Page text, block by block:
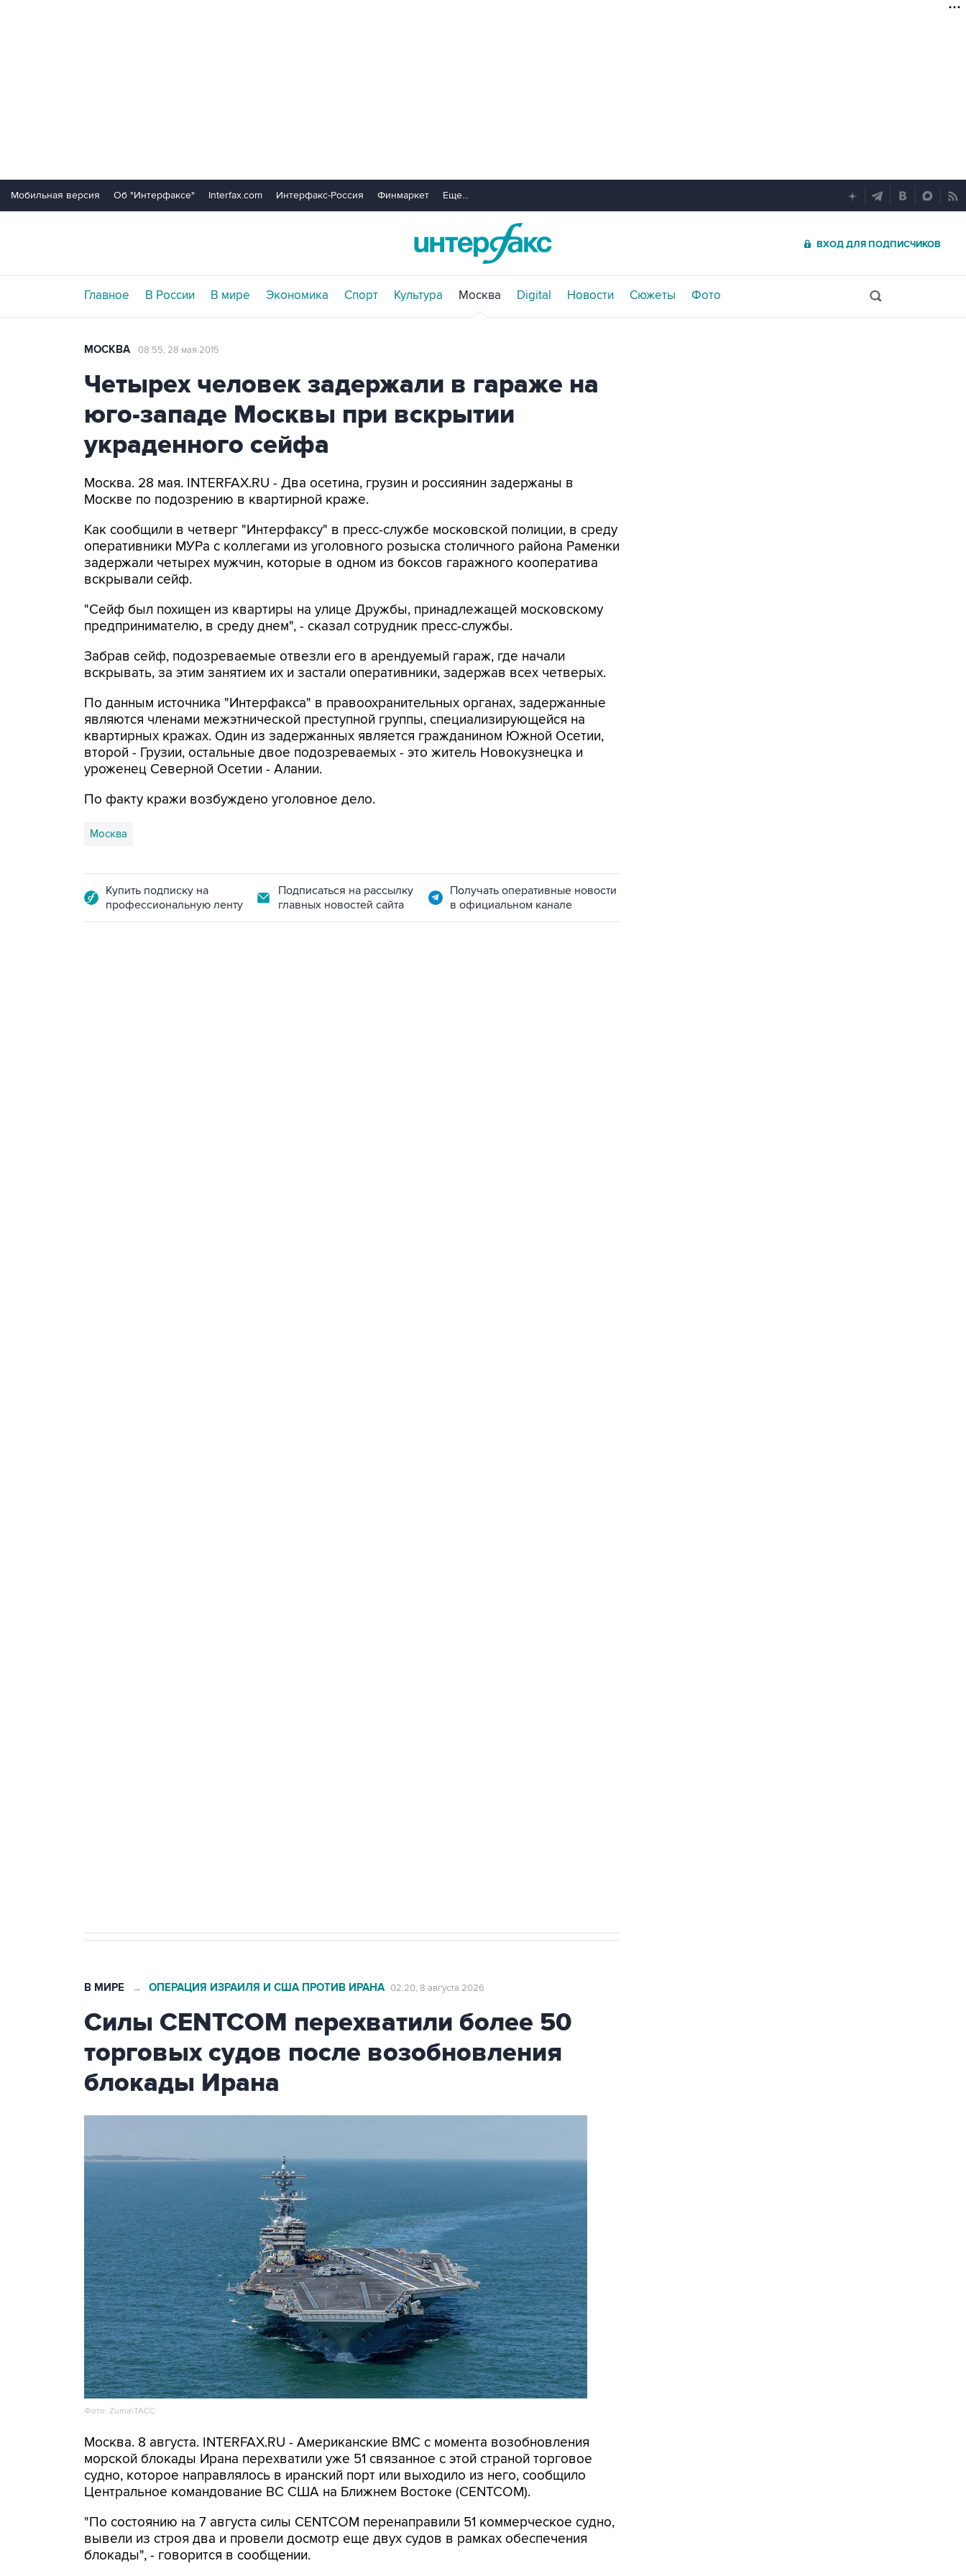
Мобильная версия Об "Интерфаксе" Interfax.com Интерфакс-Россия Финмаркет Еще...
ВХОД ДЛЯ ПОДПИСЧИКОВ
Главное В России В мире Экономика Спорт Культура Москва Digital Новости Сюжеты Фото
МОСКВА 08:55, 28 мая 2015
Четырех человек задержали в гараже на
юго-западе Москвы при вскрытии
украденного сейфа
Москва. 28 мая. INTERFAX.RU - Два осетина, грузин и россиянин задержаны в
Москве по подозрению в квартирной краже.
Как сообщили в четверг "Интерфаксу" в пресс-службе московской полиции, в среду
оперативники МУРа с коллегами из уголовного розыска столичного района Раменки
задержали четырех мужчин, которые в одном из боксов гаражного кооператива
вскрывали сейф.
"Сейф был похищен из квартиры на улице Дружбы, принадлежащей московскому
предпринимателю, в среду днем", - сказал сотрудник пресс-службы.
Забрав сейф, подозреваемые отвезли его в арендуемый гараж, где начали
вскрывать, за этим занятием их и застали оперативники, задержав всех четверых.
По данным источника "Интерфакса" в правоохранительных органах, задержанные
являются членами межэтнической преступной группы, специализирующейся на
квартирных кражах. Один из задержанных является гражданином Южной Осетии,
второй - Грузии, остальные двое подозреваемых - это житель Новокузнецка и
уроженец Северной Осетии - Алании.
По факту кражи возбуждено уголовное дело.
Москва
Купить подписку на
профессиональную ленту
Подписаться на рассылку
главных новостей сайта
Получать оперативные новости
в официальном канале
В МИРЕ → ОПЕРАЦИЯ ИЗРАИЛЯ И США ПРОТИВ ИРАНА 02:20, 8 августа 2026
Силы CENTCOM перехватили более 50
торговых судов после возобновления
блокады Ирана
Фото: Zuma\ТАСС
Москва. 8 августа. INTERFAX.RU - Американские ВМС с момента возобновления
морской блокады Ирана перехватили уже 51 связанное с этой страной торговое
судно, которое направлялось в иранский порт или выходило из него, сообщило
Центральное командование ВС США на Ближнем Востоке (CENTCOM).
"По состоянию на 7 августа силы CENTCOM перенаправили 51 коммерческое судно,
вывели из строя два и провели досмотр еще двух судов в рамках обеспечения
блокады", - говорится в сообщении.